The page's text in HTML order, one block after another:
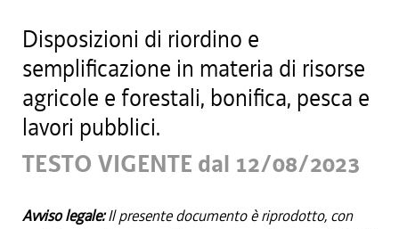
Disposizioni di riordino e
semplificazione in materia di risorse
agricole e forestali, bonifica, pesca e
lavori pubblici.
TESTO VIGENTE dal 12/08/2023
Avviso legale:Il presente documento è riprodotto, con